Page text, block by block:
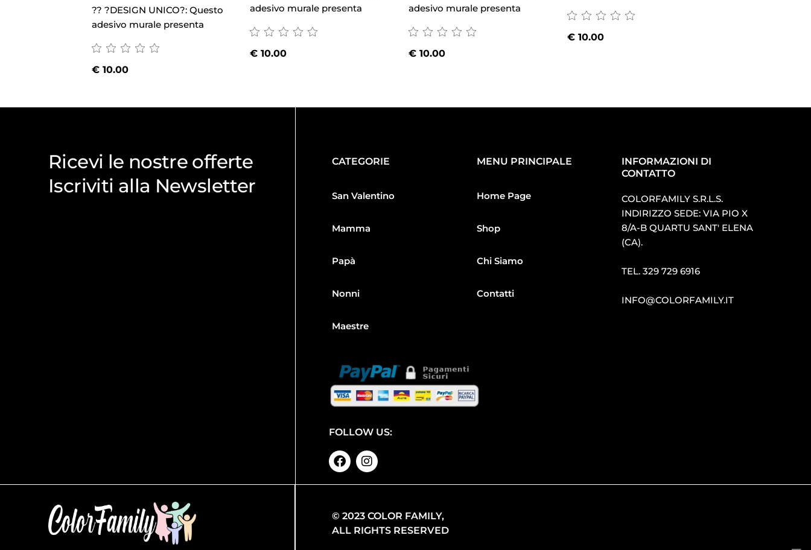
?? ?DESIGN UNICO?: Questo
adesivo murale presenta
€10.00
adesivo murale presenta
€ 10.00
adesivo murale presenta
€ 10.00
€10.00
Ricevi le nostre offerte
Iscriviti alla Newsletter
CATEGORIE
San Valentino
Mamma
Papà
Nonni
Maestre
MENU PRINCIPALE
Home Page
Shop
Chi Siamo
Contatti
INFORMAZIONI DI
CONTATTO
COLORFAMILY S.R.L.S.
INDIRIZZO SEDE: VIA PIO X
8/A-B QUARTU SANT′ ELENA
(CA).
TEL.329 729 6916
INFO@COLORFAMILY.IT
FOLLOW US:
© 2023 COLOR FAMILY,
ALL RIGHTS RESERVED